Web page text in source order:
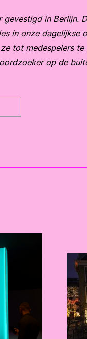
gevestigd in Berlijn.
in onze dagelijkse
tot medespelers te
op de